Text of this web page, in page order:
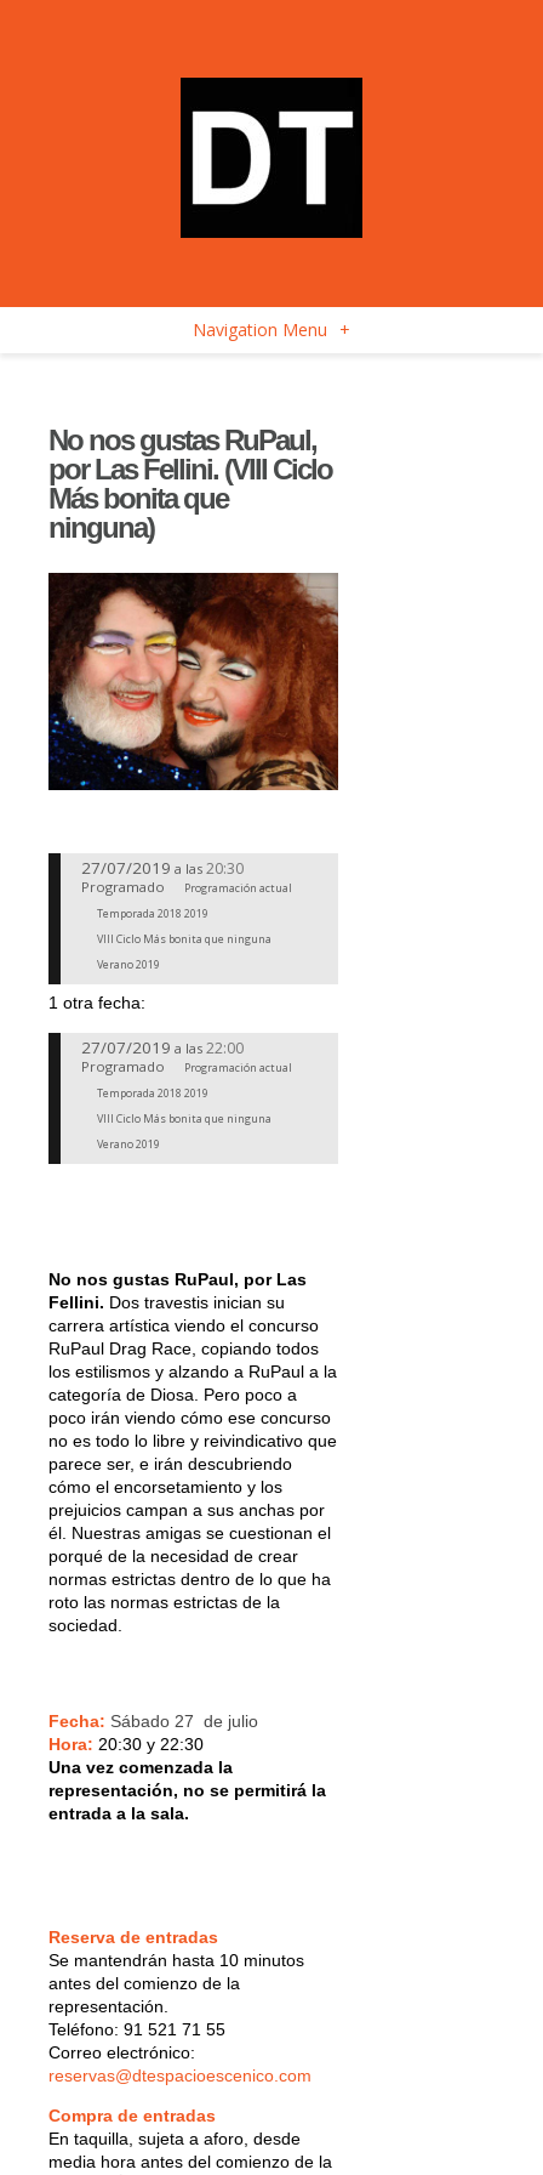
Navigation Menu +
No nos gustas RuPaul,
por Las Fellini. (VIII Ciclo
Más bonita que
ninguna)
27/07/2019 a las 20:30
Programado
Programación actual
Temporada 2018 2019
VIII Ciclo Más bonita que ninguna
Verano 2019
1 otra fecha:
27/07/2019 a las 22:00
Programado
Programación actual
Temporada 2018 2019
VIII Ciclo Más bonita que ninguna
Verano 2019
No nos gustas RuPaul, por Las
Fellini. Dos travestis inician su
carrera artística viendo el concurso
RuPaul Drag Race, copiando todos
los estilismos y alzando a RuPaul a la
categoría de Diosa. Pero poco a
poco irán viendo cómo ese concurso
no es todo lo libre y reivindicativo que
parece ser, e irán descubriendo
cómo el encorsetamiento y los
prejuicios campan a sus anchas por
él. Nuestras amigas se cuestionan el
porqué de la necesidad de crear
normas estrictas dentro de lo que ha
roto las normas estrictas de la
sociedad.
Fecha: Sábado 27 de julio
Hora: 20:30 y 22:30
Una vez comenzada la
representación, no se permitirá la
entrada a la sala.
Reserva de entradas
Se mantendrán hasta 10 minutos
antes del comienzo de la
representación.
Teléfono: 91 521 71 55
Correo electrónico:
reservas@dtespacioescenico.com
Compra de entradas
En taquilla, sujeta a aforo, desde
media hora antes del comienzo de la